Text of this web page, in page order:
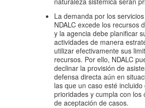
La demanda por los
NDALC excede los recursos
y la agencia debe planificar
actividades de manera
utilizar efectivamente sus
recursos. Por ello, NDALC
declinar la provisión de
defensa directa aún en
las que un caso esté incluido
prioridades y cumpla con los
de aceptación de casos.